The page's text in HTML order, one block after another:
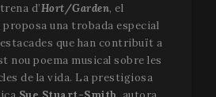
d’Hort/Garden, el
proposa una trobada especial
que han contribuït a
nou poema musical sobre les
de la vida. La prestigiosa